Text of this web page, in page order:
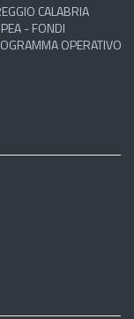
CALABRIA
- FONDI
OPERATIVO